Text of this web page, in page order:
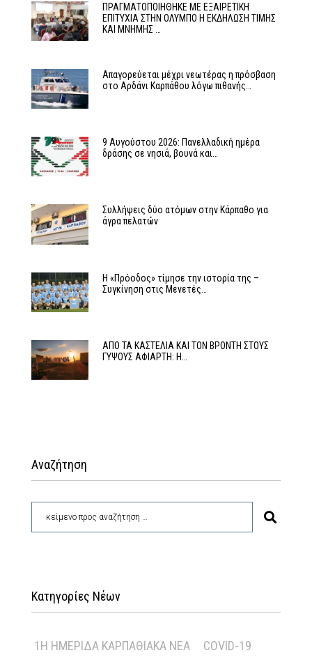
ΠΡΑΓΜΑΤΟΠΟΙΗΘΗΚΕ ΜΕ ΕΞΑΙΡΕΤΙΚΗ
ΕΠΙΤΥΧΙΑ ΣΤΗΝ ΟΛΥΜΠΟ Η ΕΚΔΗΛΩΣΗ ΤΙΜΗΣ
ΚΑΙ ΜΝΗΜΗΣ …
Απαγορεύεται μέχρι νεωτέρας η πρόσβαση
στο Αρδάνι Καρπάθου λόγω πιθανής…
9 Αυγούστου 2026: Πανελλαδική ημέρα
δράσης σε νησιά, βουνά και…
Συλλήψεις δύο ατόμων στην Κάρπαθο για
άγρα πελατών
Η «Πρόοδος» τίμησε την ιστορία της –
Συγκίνηση στις Μενετές…
ΑΠΟ ΤΑ ΚΑΣΤΕΛΙΑ ΚΑΙ ΤΟΝ ΒΡΟΝΤΗ ΣΤΟΥΣ
ΓΥΨΟΥΣ ΑΦΙΑΡΤΗ: Η…
Αναζήτηση
Κατηγορίες Νέων
1Η ΗΜΕΡΊΔΑ ΚΑΡΠΑΘΙΑΚΆ ΝΈΑ COVID-19